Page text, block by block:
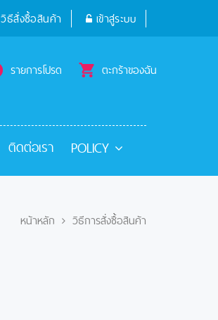
วิธีสั่งซื้อสินค้า เข้าสู่ระบบ
รายการโปรด ตะกร้าของฉัน
ติดต่อเรา POLICY
หน้าหลัก วิธีการสั่งซื้อสินค้า